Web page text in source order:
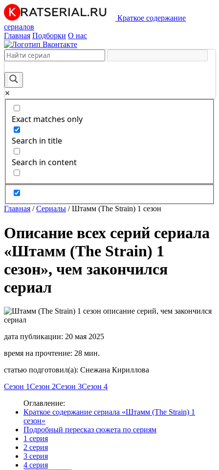
Краткое содержание
сериалов
Главная Подборки О нас
Exact matches only
Search in title
Search in content
Главная /Сериалы /Штамм (The Strain) 1 сезон
Описание всех серий сериала
«Штамм (The Strain) 1
сезон», чем закончился
сериал
дата публикации: 20 мая 2025
время на прочтение: 28 мин.
статью подготовил(а): Снежана Кириллова
Сезон 1Сезон 2Сезон 3Сезон 4
Оглавление:
Краткое содержание сериала «Штамм (The Strain) 1
сезон»
Подробный пересказ сюжета по сериям
1 серия
2 серия
3 серия
4 серия